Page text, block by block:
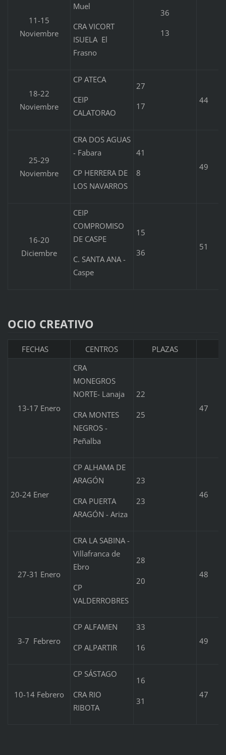
11-15
Noviembre
Muel
CRA VICORT
ISUELA El
Frasno
36
13
18-22
Noviembre
CP ATECA
CEIP
CALATORAO
27
17
44
25-29
Noviembre
CRA DOS AGUAS
- Fabara
CP HERRERA DE
LOS NAVARROS
41
8
49
16-20
Diciembre
CEIP
COMPROMISO
DE CASPE
C. SANTA ANA -
Caspe
15
36
51
OCIO CREATIVO
FECHAS CENTROS PLAZAS
13-17 Enero
CRA
MONEGROS
NORTE- Lanaja
CRA MONTES
NEGROS -
Peñalba
22
25
47
20-24 Ener
CP ALHAMA DE
ARAGÓN
CRA PUERTA
ARAGÓN - Ariza
23
23
46
27-31 Enero
CRA LA SABINA -
Villafranca de
Ebro
CP
VALDERROBRES
28
20
48
3-7 Febrero
CP ALFAMEN
CP ALPARTIR
33
16
49
10-14 Febrero
CP SÁSTAGO
CRA RIO
RIBOTA
16
31
47